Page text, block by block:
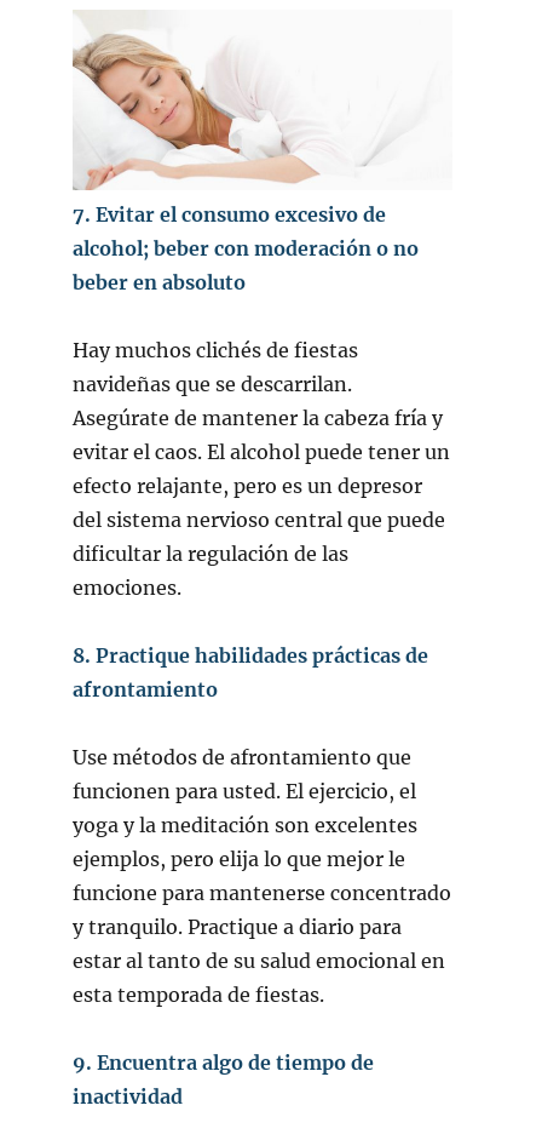
7. Evitar el consumo excesivo de
alcohol; beber con moderación o no
beber en absoluto
Hay muchos clichés de fiestas
navideñas que se descarrilan.
Asegúrate de mantener la cabeza fría y
evitar el caos. El alcohol puede tener un
efecto relajante, pero es un depresor
del sistema nervioso central que puede
dificultar la regulación de las
emociones.
8. Practique habilidades prácticas de
afrontamiento
Use métodos de afrontamiento que
funcionen para usted. El ejercicio, el
yoga y la meditación son excelentes
ejemplos, pero elija lo que mejor le
funcione para mantenerse concentrado
y tranquilo. Practique a diario para
estar al tanto de su salud emocional en
esta temporada de fiestas.
9. Encuentra algo de tiempo de
inactividad